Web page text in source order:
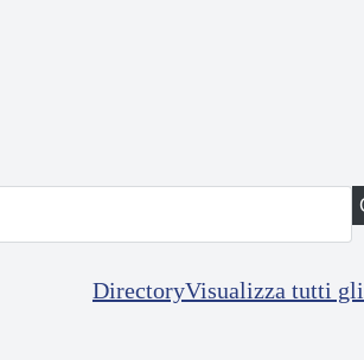
DirectoryVisualizza tutti